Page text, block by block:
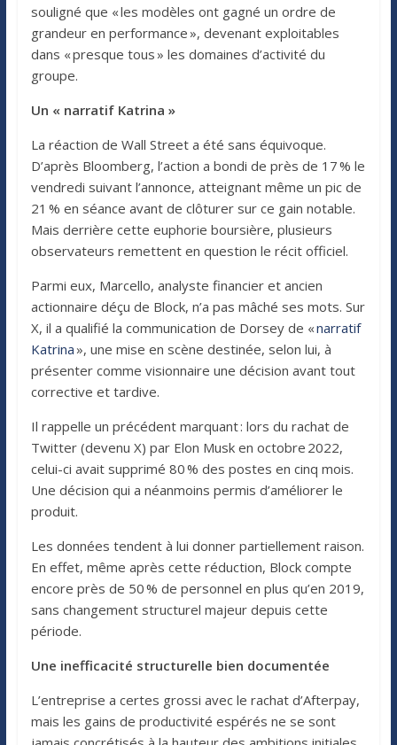
souligné que « les modèles ont gagné un ordre de
grandeur en performance », devenant exploitables
dans « presque tous » les domaines d’activité du
groupe.
Un « narratif Katrina »
La réaction de Wall Street a été sans équivoque.
D’après Bloomberg, l’action a bondi de près de 17 % le
vendredi suivant l’annonce, atteignant même un pic de
21 % en séance avant de clôturer sur ce gain notable.
Mais derrière cette euphorie boursière, plusieurs
observateurs remettent en question le récit officiel.
Parmi eux, Marcello, analyste financier et ancien
actionnaire déçu de Block, n’a pas mâché ses mots. Sur
X, il a qualifié la communication de Dorsey de «narratif
Katrina », une mise en scène destinée, selon lui, à
présenter comme visionnaire une décision avant tout
corrective et tardive.
Il rappelle un précédent marquant : lors du rachat de
Twitter (devenu X) par Elon Musk en octobre 2022,
celui-ci avait supprimé 80 % des postes en cinq mois.
Une décision qui a néanmoins permis d’améliorer le
produit.
Les données tendent à lui donner partiellement raison.
En effet, même après cette réduction, Block compte
encore près de 50 % de personnel en plus qu’en 2019,
sans changement structurel majeur depuis cette
période.
Une inefficacité structurelle bien documentée
L’entreprise a certes grossi avec le rachat d’Afterpay,
mais les gains de productivité espérés ne se sont